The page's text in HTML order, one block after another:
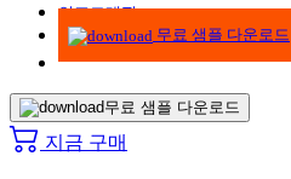
인포그래픽
무료 샘플 다운로드
무료 샘플 다운로드
지금 구매